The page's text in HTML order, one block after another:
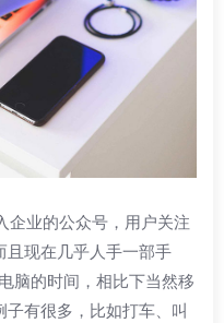
业的公众号，用户关注
且现在几乎人手一部手
脑的时间，相比下当然移
有很多，比如打车、叫